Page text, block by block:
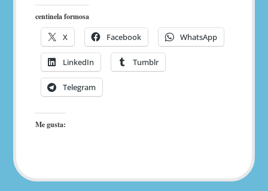
centinela formosa
X Facebook WhatsApp
LinkedIn Tumblr
Telegram
Me gusta: